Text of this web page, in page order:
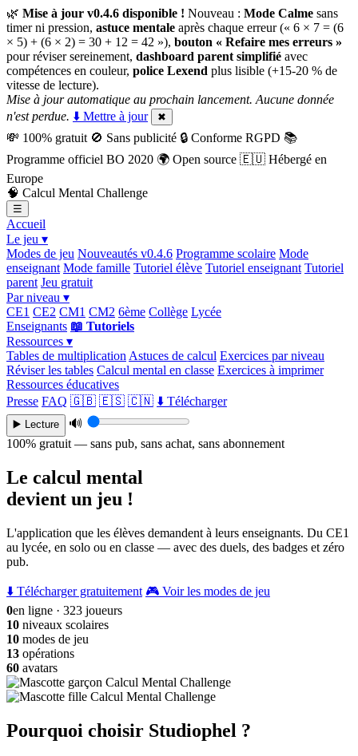
🌿 Mise à jour v0.4.6 disponible ! Nouveau : Mode Calme sans
timer ni pression, astuce mentale après chaque erreur (« 6 × 7 = (6
× 5) + (6 × 2) = 30 + 12 = 42 »), bouton « Refaire mes erreurs »
pour réviser sereinement, dashboard parent simplifié avec
compétences en couleur, police Lexend plus lisible (+15-20 % de
vitesse de lecture).
Mise à jour automatique au prochain lancement. Aucune donnée
n'est perdue. ⬇️ Mettre à jour ✖
💸 100% gratuit 🚫 Sans publicité 🔒 Conforme RGPD 📚
Programme officiel BO 2020 🌍 Open source 🇪🇺 Hébergé en
Europe
🧠 Calcul Mental Challenge
☰
Accueil
Le jeu ▾
Modes de jeu Nouveautés v0.4.6 Programme scolaire Mode
enseignant Mode famille Tutoriel élève Tutoriel enseignant Tutoriel
parent Jeu gratuit
Par niveau ▾
CE1 CE2 CM1 CM2 6ème Collège Lycée
Enseignants 📖 Tutoriels
Ressources ▾
Tables de multiplication Astuces de calcul Exercices par niveau
Réviser les tables Calcul mental en classe Exercices à imprimer
Ressources éducatives
Presse FAQ 🇬🇧 🇪🇸 🇨🇳 ⬇️ Télécharger
▶️ Lecture
🔊
100% gratuit — sans pub, sans achat, sans abonnement
Le calcul mental
devient un jeu !
L'application que les élèves demandent à leurs enseignants. Du CE1
au lycée, en solo ou en classe — avec des duels, des badges et zéro
pub.
⬇️ Télécharger gratuitement 🎮 Voir les modes de jeu
0en ligne · 323 joueurs
10 niveaux scolaires
10 modes de jeu
13 opérations
60 avatars
Pourquoi choisir Studiophel ?